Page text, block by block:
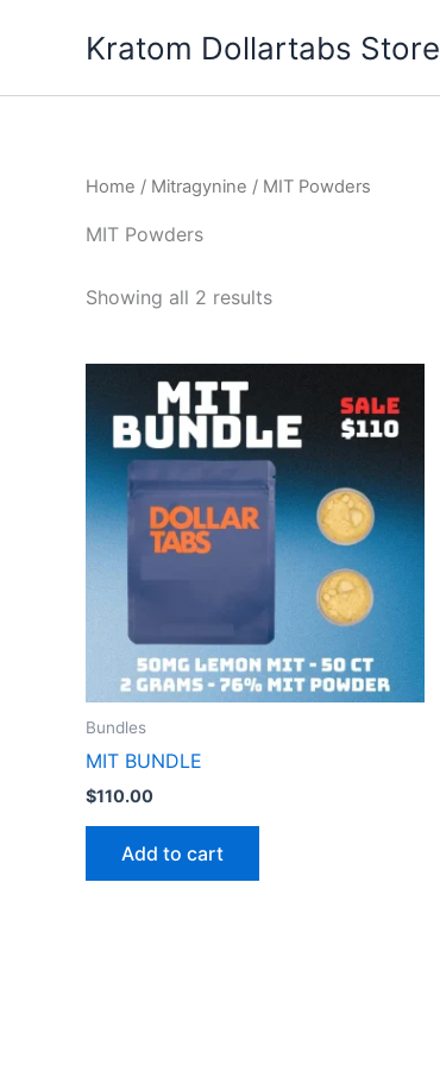
Kratom Dollartabs Store
Home / Mitragynine / MIT Powders
MIT Powders
Showing all 2 results
Bundles
MIT BUNDLE
$110.00
Add to cart